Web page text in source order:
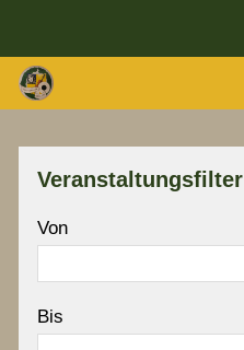
Veranstaltungsfilter
Von
Bis